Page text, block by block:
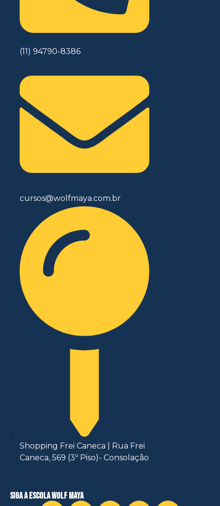
(11) 94790-8386
cursos@wolfmaya.com.br
Shopping Frei Caneca | Rua Frei
Caneca, 569 (3º Piso)- Consolação
siga a escola wolf maya